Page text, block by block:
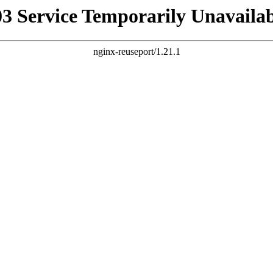
Service Temporarily
nginx-reuseport/1.21.1